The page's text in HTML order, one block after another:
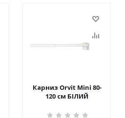
Карниз Orvit Mini 80-
120 см БІЛИЙ